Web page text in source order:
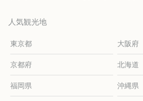
人気観光地
東京都 大阪府
京都府 北海道
福岡県 沖縄県